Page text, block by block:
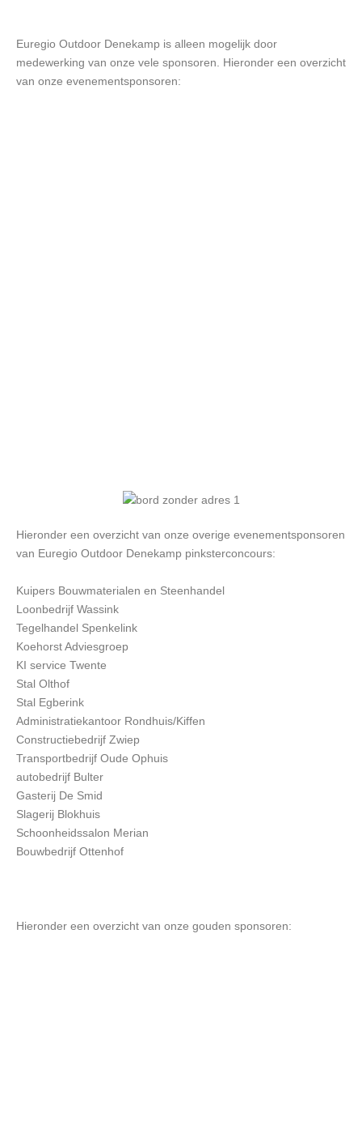
Euregio Outdoor Denekamp is alleen mogelijk door
medewerking van onze vele sponsoren. Hieronder een overzicht
van onze evenementsponsoren:
Hieronder een overzicht van onze overige evenementsponsoren
van Euregio Outdoor Denekamp pinksterconcours:
Kuipers Bouwmaterialen en Steenhandel
Loonbedrijf Wassink
Tegelhandel Spenkelink
Koehorst Adviesgroep
KI service Twente
Stal Olthof
Stal Egberink
Administratiekantoor Rondhuis/Kiffen
Constructiebedrijf Zwiep
Transportbedrijf Oude Ophuis
autobedrijf Bulter
Gasterij De Smid
Slagerij Blokhuis
Schoonheidssalon Merian
Bouwbedrijf Ottenhof
Hieronder een overzicht van onze gouden sponsoren: